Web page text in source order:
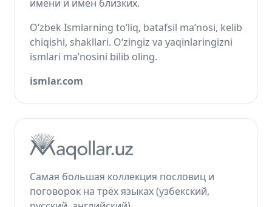
имени и имён близких.
O‘zbek Ismlarning to‘liq, batafsil ma’nosi, kelib
chiqishi, shakllari. O‘zingiz va yaqinlaringizni
ismlari ma’nosini bilib oling.
ismlar.com
Самая большая коллекция пословиц и
поговорок на трёх языках (узбекский,